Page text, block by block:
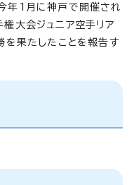
年1月に神戸で開催され
大会ジュニア空手リア
を果たしたことを報告す